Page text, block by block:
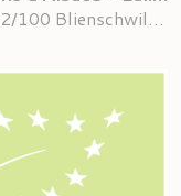
Muscat Réserve Particulière 2015 : 92/100 Blienschwiller Sylvaner 2015 Vieilles